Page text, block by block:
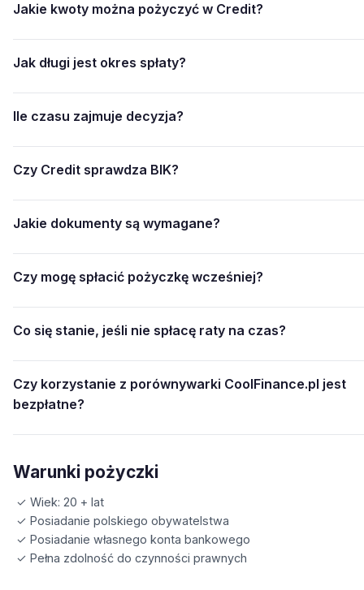
Jakie kwoty można pożyczyć w Credit?
Jak długi jest okres spłaty?
Ile czasu zajmuje decyzja?
Czy Credit sprawdza BIK?
Jakie dokumenty są wymagane?
Czy mogę spłacić pożyczkę wcześniej?
Co się stanie, jeśli nie spłacę raty na czas?
Czy korzystanie z porównywarki CoolFinance.pl jest
bezpłatne?
Warunki pożyczki
✓ Wiek: 20 + lat
✓ Posiadanie polskiego obywatelstwa
✓ Posiadanie własnego konta bankowego
✓ Pełna zdolność do czynności prawnych